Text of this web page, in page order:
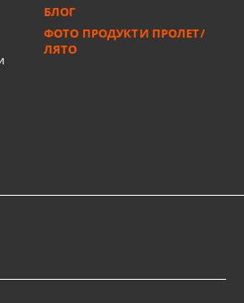
БЛОГ
ФОТО ПРОДУКТИ ПРОЛЕТ/
ЛЯТО